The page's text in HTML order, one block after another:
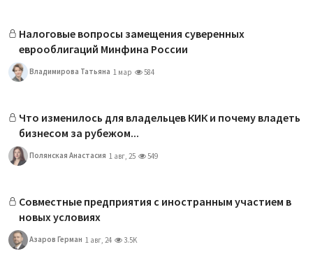
Налоговые вопросы замещения суверенных
еврооблигаций Минфина России
Владимирова Татьяна 1 мар 584
Что изменилось для владельцев КИК и почему владеть
бизнесом за рубежом...
Полянская Анастасия 1 авг, 25 549
Совместные предприятия с иностранным участием в
новых условиях
Азаров Герман 1 авг, 24 3.5K